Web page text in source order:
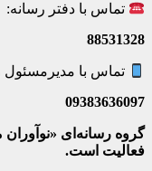
تماس با دفتر رسانه:
88531328
تماس با مدیرمسئول
09383636097
گروه رسانه‌ای
فعالیت است.